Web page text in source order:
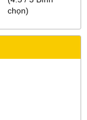
chọn)